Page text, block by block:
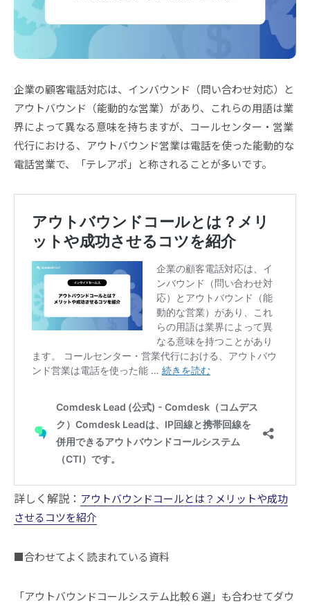
企業の顧客電話対応は、インバウンド（問い合わせ対応）と
アウトバウンド（能動的な営業）があり、これらの用語は業
界によって異なる意味を持ちますが、コールセンター・営業
代行における、アウトバウンド営業は電話を使った能動的な
電話営業で、「テレアポ」と称されることが多いです。
詳しく解説： アウトバウンドコールとは？メリットや成功
させるコツを紹介
■合わせてよく読まれている資料
「アウトバウンドコールシステム比較６選」も合わせてダウ